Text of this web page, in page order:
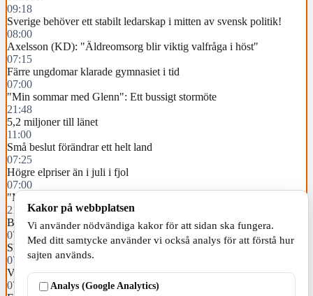
09:18
Sverige behöver ett stabilt ledarskap i mitten av svensk politik!
08:00
Axelsson (KD): "Äldreomsorg blir viktig valfråga i höst"
07:15
Färre ungdomar klarade gymnasiet i tid
07:00
"Min sommar med Glenn": Ett bussigt stormöte
21:48
5,2 miljoner till länet
11:00
Små beslut förändrar ett helt land
07:25
Högre elpriser än i juli i fjol
07:00
"Min sommar med Glenn": På populärt cafébesök
21:26
Barn påkörd av buss i Taberg
07:36
Skillingarydsman åtalas för bidragsbrott
07:35
Varma dagar i sommarmånaderna
07:34
Kakor på webbplatsen
Vi använder nödvändiga kakor för att sidan ska fungera.
Med ditt samtycke använder vi också analys för att förstå hur
sajten används.
Analys (Google Analytics)